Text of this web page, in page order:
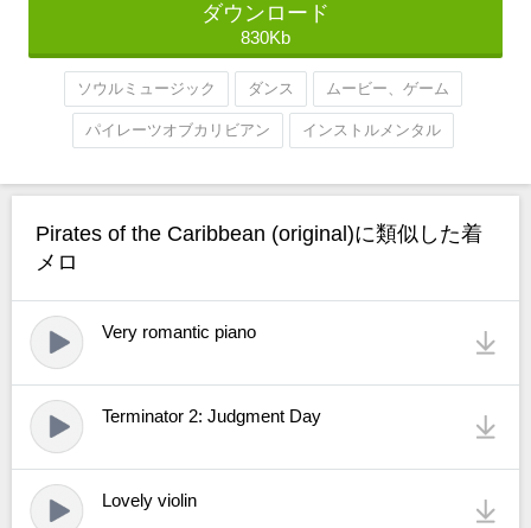
ダウンロード
830Kb
ソウルミュージック ダンス ムービー、ゲーム
パイレーツオブカリビアン インストルメンタル
Pirates of the Caribbean (original)に類似した着
メロ
Very romantic piano
Terminator 2: Judgment Day
Lovely violin